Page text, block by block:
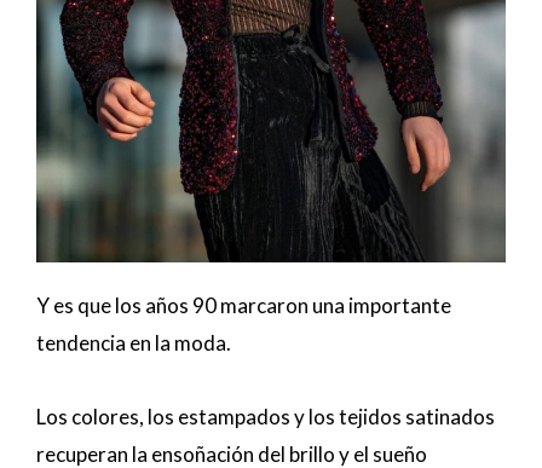
Y es que los años 90 marcaron una importante
tendencia en la moda.
Los colores, los estampados y los tejidos satinados
recuperan la ensoñación del brillo y el sueño